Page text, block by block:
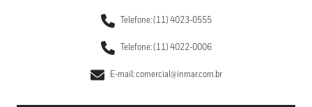
Telefone: (11) 4023-0555
Telefone: (11) 4022-0006
E-mail: comercial@inmar.com.br